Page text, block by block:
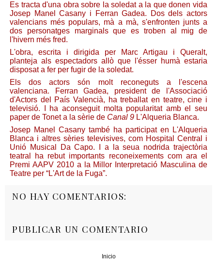
Es tracta d'una obra sobre la soledat a la que donen vida
Josep Manel Casany i Ferran Gadea. Dos dels actors
valencians més populars, mà a mà, s'enfronten junts a
dos personatges marginals que es troben al mig de
l'hivern més fred.
L'obra, escrita i dirigida per Marc Artigau i Queralt,
planteja als espectadors allò que l'ésser humà estaria
disposat a fer per fugir de la soledat.
Els dos actors són molt reconeguts a l'escena
valenciana. Ferran Gadea, president de l'Associació
d'Actors del País Valencià, ha treballat en teatre, cine i
televisió. I ha aconseguit molta popularitat amb el seu
paper de Tonet a la sèrie de Canal 9 L'Alqueria Blanca.
Josep Manel Casany també ha participat en L'Alqueria
Blanca i altres sèries televisives, com Hospital Central i
Unió Musical Da Capo. I a la seua nodrida trajectòria
teatral ha rebut importants reconeixements com ara el
Premi AAPV 2010 a la Millor Interpretació Masculina de
Teatre per “L'Art de la Fuga”.
NO HAY COMENTARIOS:
PUBLICAR UN COMENTARIO
Inicio